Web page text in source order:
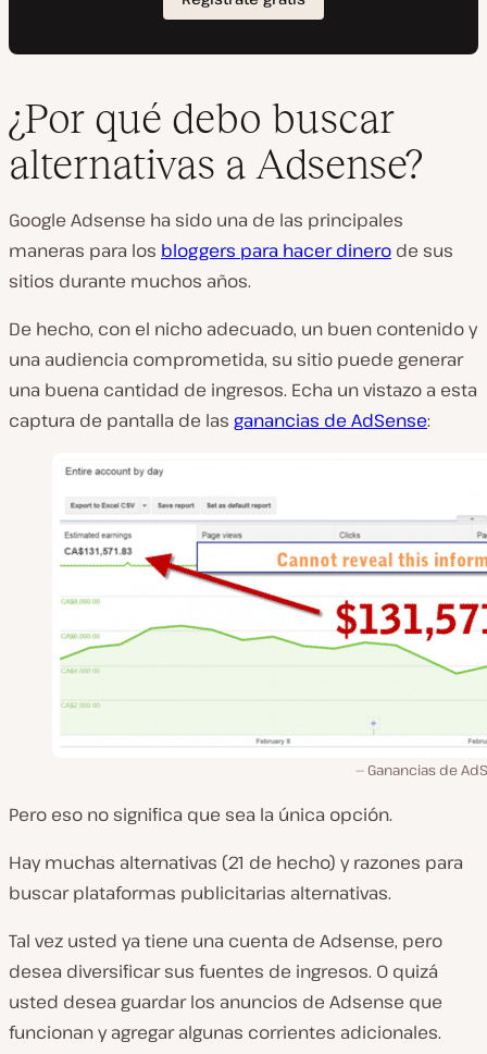
¿Por qué debo buscar
alternativas a Adsense?
Google Adsense ha sido una de las principales
maneras para los bloggers para hacer dinero de sus
sitios durante muchos años.
De hecho, con el nicho adecuado, un buen contenido y
una audiencia comprometida, su sitio puede generar
una buena cantidad de ingresos. Echa un vistazo a esta
captura de pantalla de las ganancias de AdSense:
Ganancias de
Pero eso no significa que sea la única opción.
Hay muchas alternativas (21 de hecho) y razones para
buscar plataformas publicitarias alternativas.
Tal vez usted ya tiene una cuenta de Adsense, pero
desea diversificar sus fuentes de ingresos. O quizá
usted desea guardar los anuncios de Adsense que
funcionan y agregar algunas corrientes adicionales.